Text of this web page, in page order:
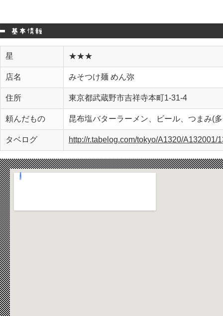
星 ★★★
店名 みそつけ麺 めん弥
住所 東京都武蔵野市吉祥寺本町1-31-4
頼んだもの 昆布塩バターラーメン、ビール、つまみ(
タベログ http://r.tabelog.com/tokyo/A1320/A132001/